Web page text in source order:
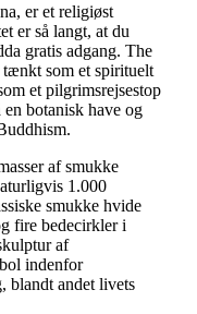
er et religiøst
er så langt, at du
gratis adgang. The
som et spirituelt
et pilgrimsrejsestop
botanisk have og
af smukke
1.000
smukke hvide
fire bedecirkler i
af
indenfor
blandt andet livets